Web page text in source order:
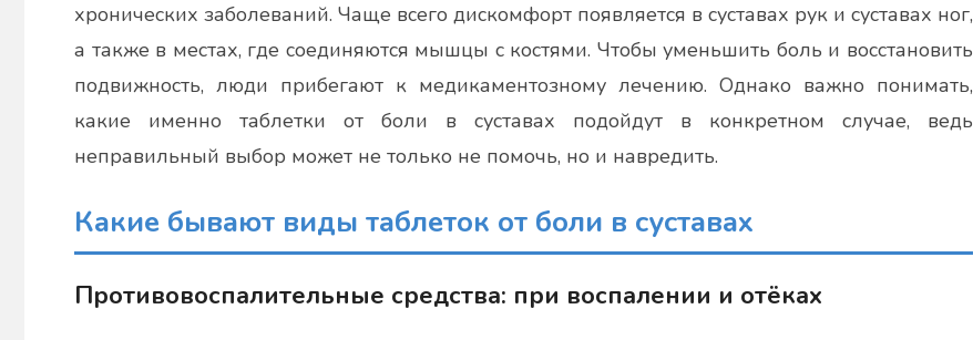
хронических заболеваний. Чаще всего дискомфорт появляется в суставах рук и суставах ног,
а также в местах, где соединяются мышцы с костями. Чтобы уменьшить боль и восстановить
подвижность, люди прибегают к медикаментозному лечению. Однако важно понимать,
какие именно таблетки от боли в суставах подойдут в конкретном случае, ведь
неправильный выбор может не только не помочь, но и навредить.
Какие бывают виды таблеток от боли в суставах
Противовоспалительные средства: при воспалении и отёках